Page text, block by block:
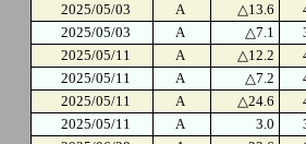
2025/05/03
A △13.6
2025/05/03
A △7.1
2025/05/11
A △12.2
2025/05/11
A △7.2
2025/05/11
A △24.6
2025/05/11
A 3.0